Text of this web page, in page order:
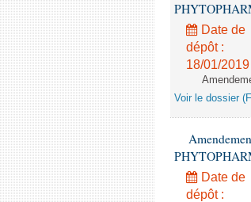
Date de
dépôt :
18/01/2019
Voir le dossier
Date de
dépôt :